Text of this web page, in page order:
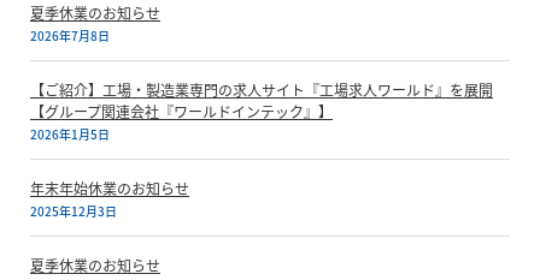
夏季休業のお知らせ
2026年7月8日
【ご紹介】工場・製造業専門の求人サイト『工場求人ワールド』を展開
【グループ関連会社『ワールドインテック』】
2026年1月5日
年末年始休業のお知らせ
2025年12月3日
夏季休業のお知らせ